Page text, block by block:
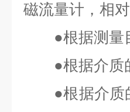
磁流量计，相
●根据测量
●根据介质
●根据介质